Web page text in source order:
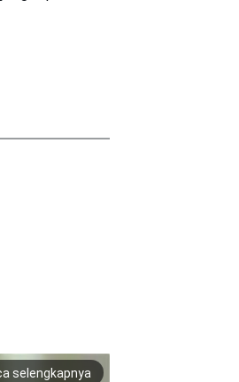
selengkapnya